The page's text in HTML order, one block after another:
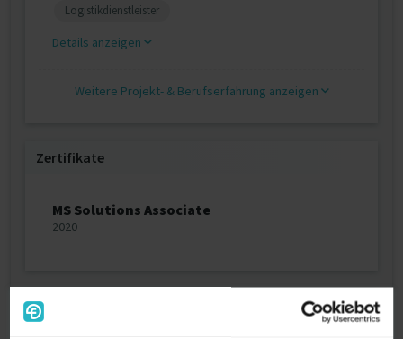
Logistikdienstleister
Details anzeigen
Weitere Projekt‐ & Berufserfahrung anzeigen
Zertifikate
MS Solutions Associate
2020
Ausbildung